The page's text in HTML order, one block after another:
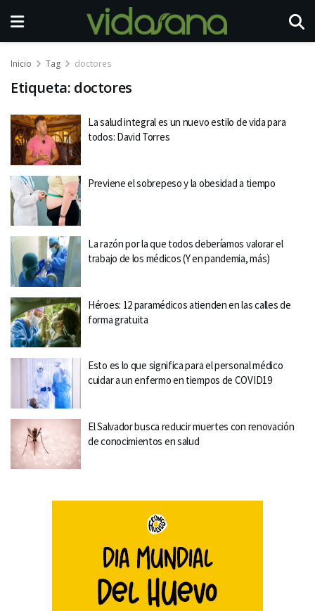
Inicio Tag doctores
Etiqueta: doctores
La salud integral es un nuevo estilo de vida para
todos: David Torres
Previene el sobrepeso y la obesidad a tiempo
La razón por la que todos deberíamos valorar el
trabajo de los médicos (Y en pandemia, más)
Héroes: 12 paramédicos atienden en las calles de
forma gratuita
Esto es lo que significa para el personal médico
cuidar a un enfermo en tiempos de COVID19
El Salvador busca reducir muertes con renovación
de conocimientos en salud